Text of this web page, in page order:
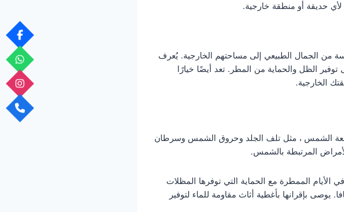
لأي حديقة أو منطقة خارجية.
من الجمال الطبيعي إلى مساحتهم الخارجية. يُعرف
توفير الظل والحماية من المطر. تعد أيضًا خيارًا
الخارجية.
لأشعة الشمس ، مثل تلف الجلد وحروق الشمس وسرطان
المرتبطة بالشمس.
الأيام الممطرة مع الحماية التي توفرها المظلات
يوصى بإقرانها بأغطية أثاث مقاومة للماء لتوفير